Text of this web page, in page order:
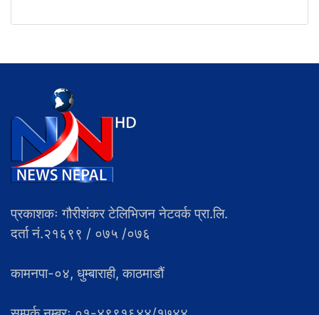
प्रकाशकः गौरीशंकर टेलिभिजन नेटवर्क प्रा.लि.
दर्ता नं.२१६९९ / ०७५ /०७६
कामनपा-०४, धुम्बाराही, काठमाडौं